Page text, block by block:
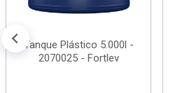
Tanque Plástico 5.000l -
2070025 - Fortlev